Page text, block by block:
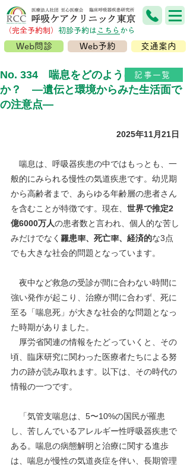
（完全予約制） ​初診予約は こちら から
Web問診 Web予約 交通案内
No. 334 喘息をどのように予防する
か？ ―遺伝と環境からみた生活面で
の注意点―
2025年11月21日
喘息は、呼吸器疾患の中ではもっとも、一
般的にみられる慢性の気道疾患です。幼児期
から高齢者まで、あらゆる年齢層の患者さん
を含むことが特徴です。現在、 世界で推定2
億6000万人の患者数と言われ、個人的な苦し
みだけでなく 罹患率、死亡率、経済的な3点
でも大きな社会的問題となっています。
夜中など救急の受診が間に合わない時間に
強い発作が起こり、治療が間に合わず、死に
至る「喘息死」が大きな社会的な問題となっ
た時期がありました。
厚労省関連の情報をたどっていくと、その
頃、臨床研究に関わった医療者たちによる努
力の跡が読み取れます。以下は、その時代の
情報の一つです。
「気管支喘息は、5〜10%の国民が罹患
し、苦しんでいるアレルギー性呼吸器疾患で
ある。喘息の病態解明と治療に関する進歩
は、喘息が慢性の気道炎症を伴い、長期管理
記事一覧